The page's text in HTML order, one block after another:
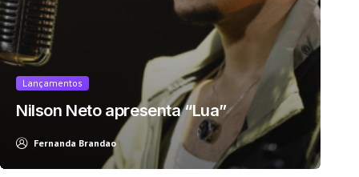
Lançamentos
Nilson Neto apresenta “Lua”
Fernanda Brandao